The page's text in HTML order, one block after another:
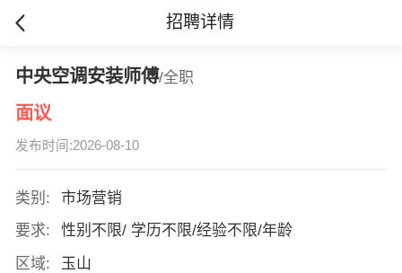
招聘详情
中央空调安装师傅/全职
面议
发布时间:2026-08-10
类别:
市场营销
要求:
性别不限/ 学历不限/经验不限/年龄
区域:
玉山